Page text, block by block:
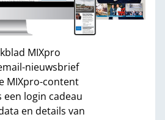
MIXpro
nieuwsbrief
MIXpro-content
een login cadeau
en details van